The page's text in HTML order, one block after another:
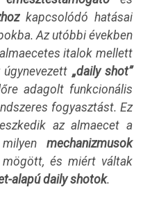
kapcsolódó hatásai
Az utóbbi években
italok mellett
„daily shot”
adagolt funkcionális
fogyasztást. Ez
az almaecet a
mechanizmusok
és miért váltak
alapú daily shotok.